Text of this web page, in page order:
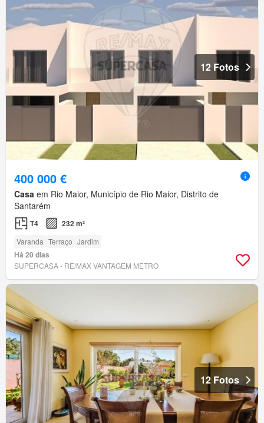
12 Fotos
400 000 €
Casa em Rio Maior, Município de Rio Maior, Distrito de
Santarém
T4 232 m²
Varanda Terraço Jardim
Há 20 dias
SUPERCASA - RE/MAX VANTAGEM METRO
12 Fotos